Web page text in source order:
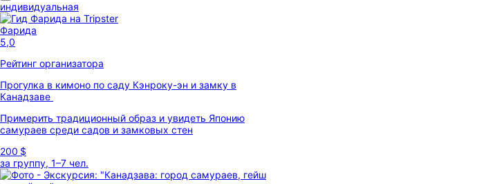
индивидуальная
Фарида
5,0
Рейтинг организатора
Прогулка в кимоно по саду Кэнроку-эн и замку в
Канадзаве
Примерить традиционный образ и увидеть Японию
самураев среди садов и замковых стен
200 $
за группу, 1–7 чел.